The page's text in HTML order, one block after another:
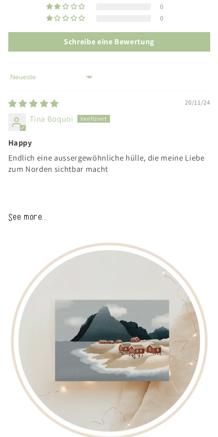
0
0
Schreibe eine Bewertung
Sort by
20/11/24
Tina Boquoi
Happy
Endlich eine aussergewöhnliche hülle, die meine Liebe
zum Norden sichtbar macht
See more...